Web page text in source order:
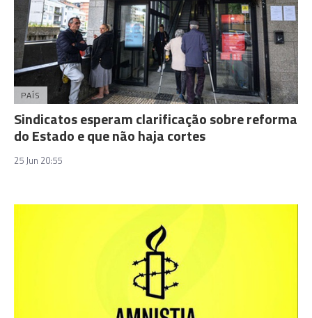
PAÍS
Sindicatos esperam clarificação sobre reforma
do Estado e que não haja cortes
25 Jun 20:55